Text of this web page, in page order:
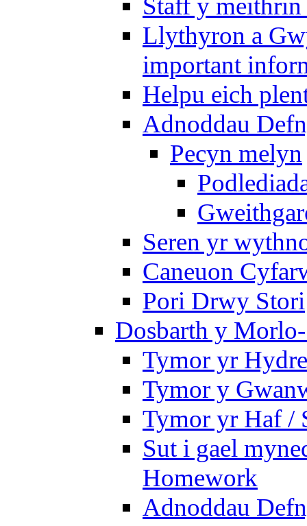
Llythyron a
important
Helpu eich
Adnoddau
Pecyn melyn
Seren yr
Caneuon
Pori Drwy Stori
Dosbarth y
Tymor yr
Tymor y
Tymor yr Haf /
Sut i gael
Homework
Adnoddau